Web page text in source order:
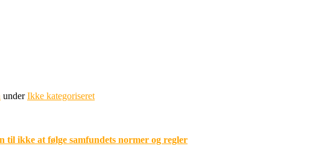
underIkke kategoriseret
til ikke at følge samfundets normer og regler